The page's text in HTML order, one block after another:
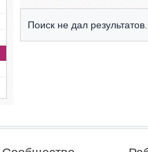
Поиск не дал результатов.